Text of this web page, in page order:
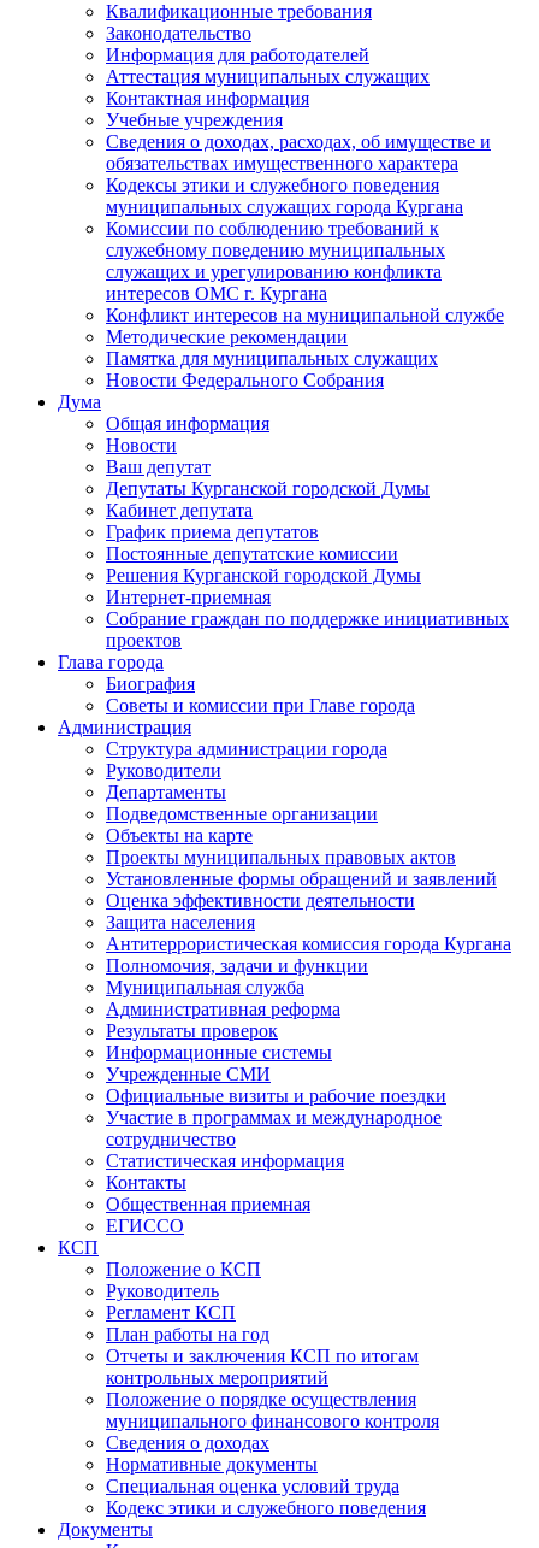
Квалификационные требования
Законодательство
Информация для работодателей
Аттестация муниципальных служащих
Контактная информация
Учебные учреждения
Сведения о доходах, расходах, об имуществе и
обязательствах имущественного характера
Кодексы этики и служебного поведения
муниципальных служащих города Кургана
Комиссии по соблюдению требований к
служебному поведению муниципальных
служащих и урегулированию конфликта
интересов ОМС г. Кургана
Конфликт интересов на муниципальной службе
Методические рекомендации
Памятка для муниципальных служащих
Новости Федерального Cобрания
Дума
Общая информация
Новости
Ваш депутат
Депутаты Курганской городской Думы
Кабинет депутата
График приема депутатов
Постоянные депутатские комиссии
Решения Курганской городской Думы
Интернет-приемная
Собрание граждан по поддержке инициативных
проектов
Глава города
Биография
Советы и комиссии при Главе города
Администрация
Структура администрации города
Руководители
Департаменты
Подведомственные организации
Объекты на карте
Проекты муниципальных правовых актов
Установленные формы обращений и заявлений
Оценка эффективности деятельности
Защита населения
Антитеррористическая комиссия города Кургана
Полномочия, задачи и функции
Муниципальная служба
Административная реформа
Результаты проверок
Информационные системы
Учрежденные СМИ
Официальные визиты и рабочие поездки
Участие в программах и международное
сотрудничество
Статистическая информация
Контакты
Общественная приемная
ЕГИССО
КСП
Положение о КСП
Руководитель
Регламент КСП
План работы на год
Отчеты и заключения КСП по итогам
контрольных мероприятий
Положение о порядке осуществления
муниципального финансового контроля
Сведения о доходах
Нормативные документы
Специальная оценка условий труда
Кодекс этики и служебного поведения
Документы